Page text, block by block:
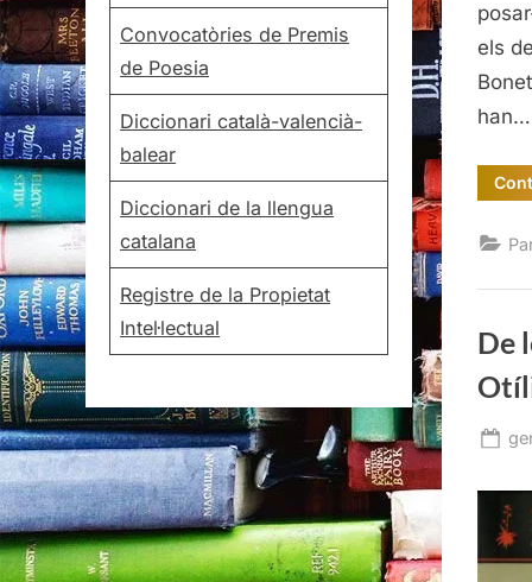
els
han…
De
Convocatòries de Premis
de Poesia
Diccionari català-valencià-
balear
Diccionari de la llengua
catalana
Registre de la Propietat
Intel·lectual